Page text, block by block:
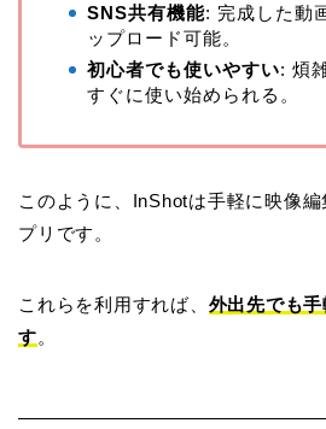
SNS共有機能: 完成した動
ップロード可能。
初心者でも使いやすい: 煩
すぐに使い始められる。
このように、InShotは手軽に映像
プリです。
これらを利用すれば、 外出先でも
す。